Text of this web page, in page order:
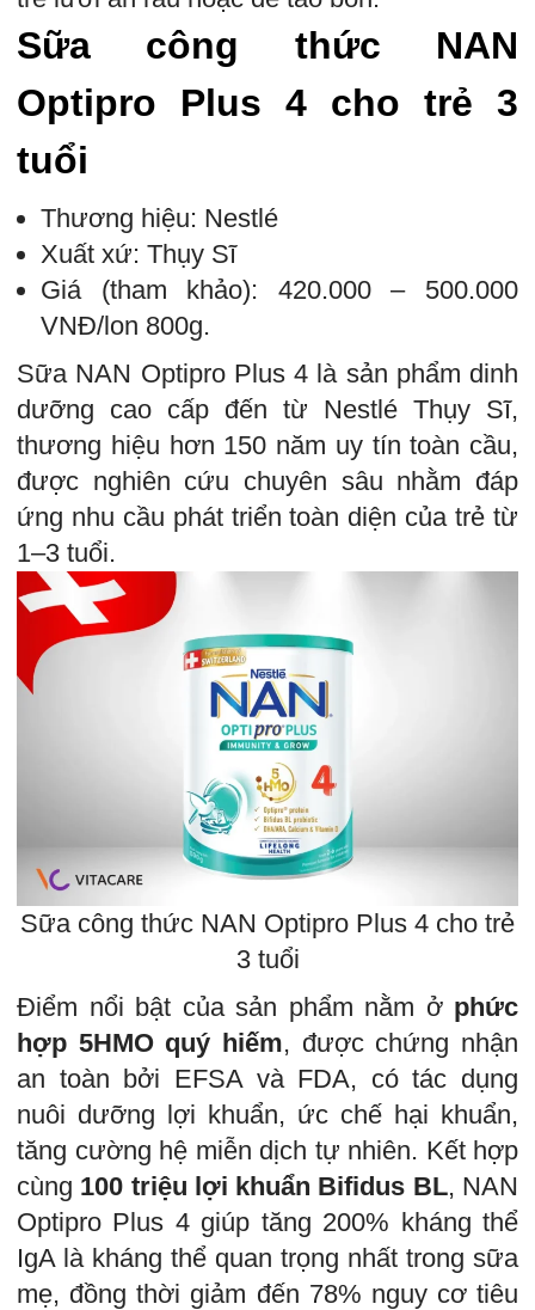
Sữa công thức NAN
Optipro Plus 4 cho trẻ 3
tuổi
Thương hiệu: Nestlé
Xuất xứ: Thụy Sĩ
Giá (tham khảo): 420.000 – 500.000
VNĐ/lon 800g.
Sữa NAN Optipro Plus 4 là sản phẩm dinh
dưỡng cao cấp đến từ Nestlé Thụy Sĩ,
thương hiệu hơn 150 năm uy tín toàn cầu,
được nghiên cứu chuyên sâu nhằm đáp
ứng nhu cầu phát triển toàn diện của trẻ từ
1–3 tuổi.
Sữa công thức NAN Optipro Plus 4 cho trẻ
3 tuổi
Điểm nổi bật của sản phẩm nằm ở phức
hợp 5HMO quý hiếm, được chứng nhận
an toàn bởi EFSA và FDA, có tác dụng
nuôi dưỡng lợi khuẩn, ức chế hại khuẩn,
tăng cường hệ miễn dịch tự nhiên. Kết hợp
cùng 100 triệu lợi khuẩn Bifidus BL, NAN
Optipro Plus 4 giúp tăng 200% kháng thể
IgA là kháng thể quan trọng nhất trong sữa
mẹ, đồng thời giảm đến 78% nguy cơ tiêu